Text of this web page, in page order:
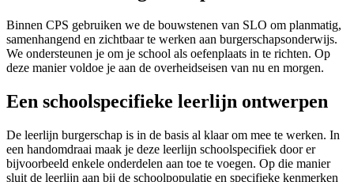
Binnen CPS gebruiken we de bouwstenen van SLO om planmatig,
samenhangend en zichtbaar te werken aan burgerschapsonderwijs.
We ondersteunen je om je school als oefenplaats in te richten. Op
deze manier voldoe je aan de overheidseisen van nu en morgen.
Een schoolspecifieke leerlijn ontwerpen
De leerlijn burgerschap is in de basis al klaar om mee te werken. In
een handomdraai maak je deze leerlijn schoolspecifiek door er
bijvoorbeeld enkele onderdelen aan toe te voegen. Op die manier
sluit de leerlijn aan bij de schoolpopulatie en specifieke kenmerken